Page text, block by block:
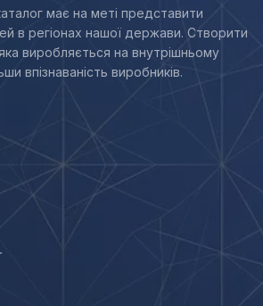
має на меті представити
в регіонах нашої держави. Створити
виробляється на внутрішньому
впізнаваність виробників.